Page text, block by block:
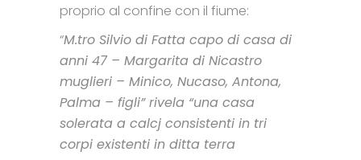
proprio al confine con il fiume:
“M.tro Silvio di Fatta capo di casa di
anni 47 – Margarita di Nicastro
muglieri – Minico, Nucaso, Antona,
Palma – figli” rivela “una casa
solerata a calcj consistenti in tri
corpi existenti in ditta terra